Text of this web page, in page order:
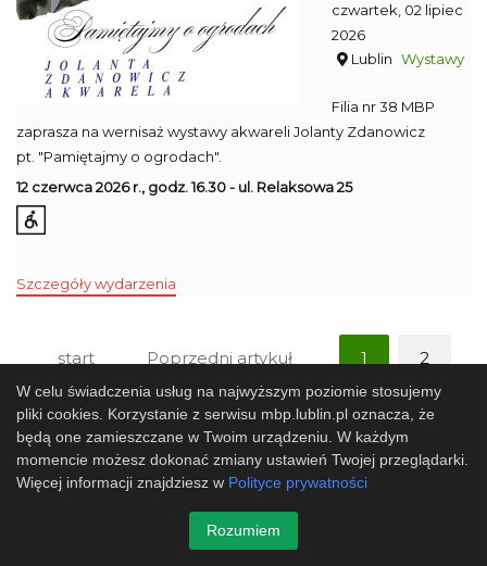
czwartek, 02 lipiec
2026
Lublin Wystawy
Filia nr 38 MBP
zaprasza na wernisaż wystawy akwareli Jolanty Zdanowicz
pt. "Pamiętajmy o ogrodach".
12 czerwca 2026 r., godz. 16.30 - ul. Relaksowa 25
Szczegóły wydarzenia
start Poprzedni artykuł 1 2
Następny artykuł koniec
W celu świadczenia usług na najwyższym poziomie stosujemy
pliki cookies. Korzystanie z serwisu mbp.lublin.pl oznacza, że
będą one zamieszczane w Twoim urządzeniu. W każdym
momencie możesz dokonać zmiany ustawień Twojej przeglądarki.
Więcej informacji znajdziesz w Polityce prywatności
Rozumiem